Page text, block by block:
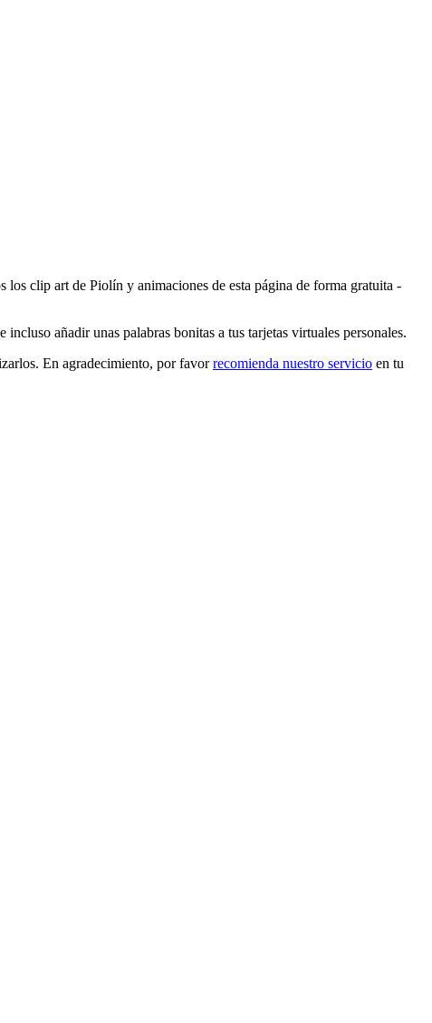
los clip art de Piolín y animaciones de esta página de forma gratuita -
añadir unas palabras bonitas a tus tarjetas virtuales personales.
En agradecimiento, por favorrecomienda nuestro servicio en tu